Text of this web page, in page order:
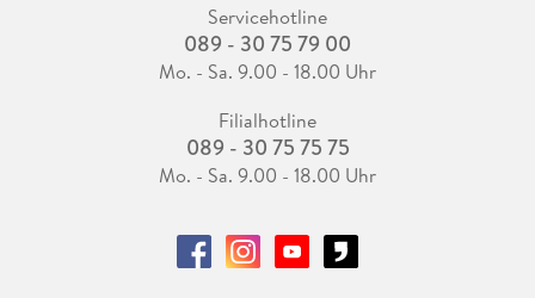
Servicehotline
089 - 30 75 79 00
Mo. - Sa. 9.00 - 18.00 Uhr
Filialhotline
089 - 30 75 75 75
Mo. - Sa. 9.00 - 18.00 Uhr